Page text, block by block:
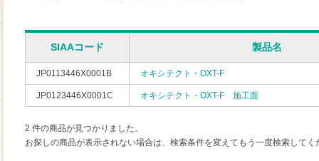
SIAAコード 製品名
JP0113446X0001B オキシテクト・OXT-F
JP0123446X0001C オキシテクト・OXT-F 施工面
2 件の商品が見つかりました。
お探しの商品が表示されない場合は、検索条件を変えてもう一度検索してく